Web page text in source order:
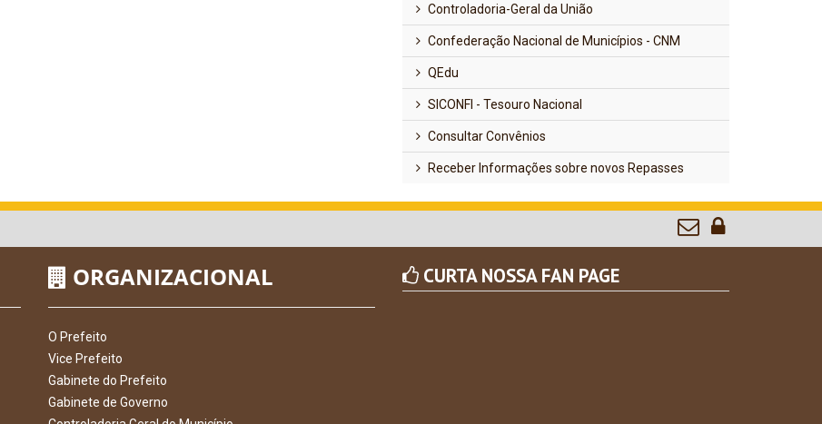
Controladoria-Geral da União
Confederação Nacional de Municípios - CNM
QEdu
SICONFI - Tesouro Nacional
Consultar Convênios
Receber Informações sobre novos Repasses
ORGANIZACIONAL
O Prefeito
Vice Prefeito
Gabinete do Prefeito
Gabinete de Governo
CURTA NOSSA FAN PAGE